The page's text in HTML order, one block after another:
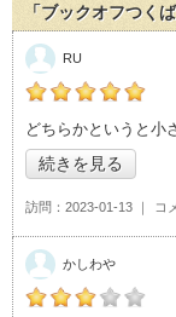
「ブックオフつく
RUの「ブックオフ
続きを見る
訪問 2023-01-13 コ
RU
かしわや